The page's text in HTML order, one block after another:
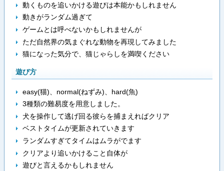
動くものを追いかける遊びは本能かもしれません
動きがランダム過ぎて
ゲームとは呼べないかもしれませんが
ただ自然界の気まぐれな動物を再現してみました
猫になった気分で、猫じゃらしを満喫ください
遊び方
easy(猫)、normal(ねずみ)、hard(魚)
3種類の難易度を用意しました。
犬を操作して逃げ回る彼らを捕まえればクリア
ベストタイムが更新されていきます
ランダムすぎてタイムはムラがでます
クリアより追いかけること自体が
遊びと言えるかもしれません